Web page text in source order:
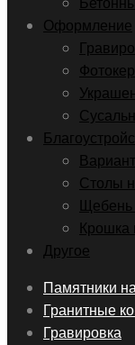
Оформление
Столы
Щебень
Крошка
Другое
Skip
content
Памятники
Гранитные
Гравировка